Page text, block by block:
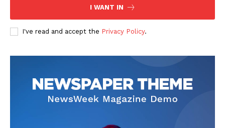
I WANT IN
I've read and accept the Privacy Policy.